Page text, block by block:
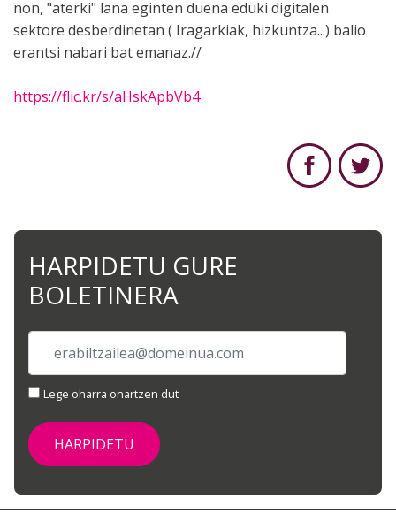
non, "aterki" lana eginten duena eduki digitalen
sektore desberdinetan ( Iragarkiak, hizkuntza...) balio
erantsi nabari bat emanaz.//
https://flic.kr/s/aHskApbVb4
HARPIDETU GURE
BOLETINERA
Lege oharra onartzen dut